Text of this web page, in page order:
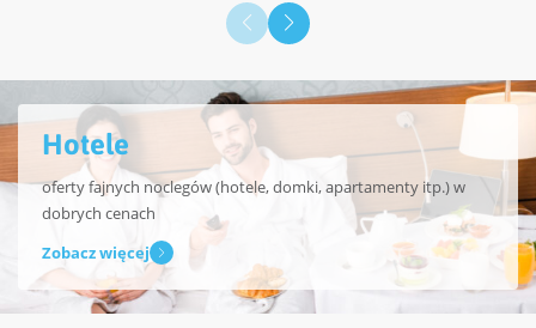
Hotele
oferty fajnych noclegów (hotele, domki, apartamenty itp.) w
dobrych cenach
Zobacz więcej